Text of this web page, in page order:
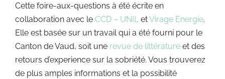
Cette foire-aux-questions à été écrite en
collaboration avec le CCD – UNILetVirage Energie.
Elle est basée sur un travail qui a été fourni pour le
Canton de Vaud, soit une revue de littératureet des
retours d’experience sur la sobriété. Vous trouverez
de plus amples informations et la possibilité